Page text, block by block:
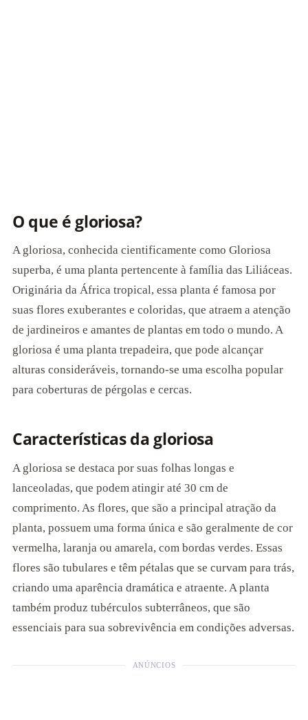
O que é gloriosa?
A gloriosa, conhecida cientificamente como Gloriosa
superba, é uma planta pertencente à família das Liliáceas.
Originária da África tropical, essa planta é famosa por
suas flores exuberantes e coloridas, que atraem a atenção
de jardineiros e amantes de plantas em todo o mundo. A
gloriosa é uma planta trepadeira, que pode alcançar
alturas consideráveis, tornando-se uma escolha popular
para coberturas de pérgolas e cercas.
Características da gloriosa
A gloriosa se destaca por suas folhas longas e
lanceoladas, que podem atingir até 30 cm de
comprimento. As flores, que são a principal atração da
planta, possuem uma forma única e são geralmente de cor
vermelha, laranja ou amarela, com bordas verdes. Essas
flores são tubulares e têm pétalas que se curvam para trás,
criando uma aparência dramática e atraente. A planta
também produz tubérculos subterrâneos, que são
essenciais para sua sobrevivência em condições adversas.
ANÚNCIOS